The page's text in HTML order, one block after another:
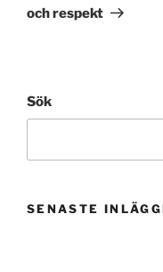
och respekt
Sök
SENASTE